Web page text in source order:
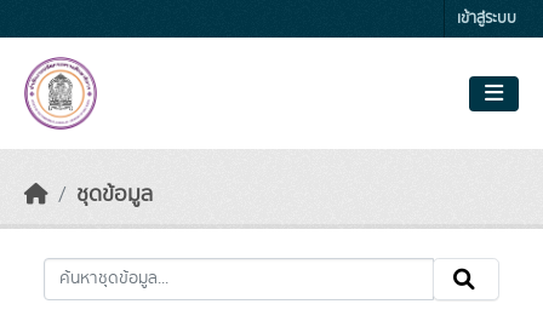
เข้าสู่ระบบ
ชุดข้อมูล